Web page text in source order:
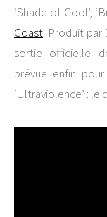
‘Shade of Cool’,
Coast. Produit par
sortie officielle
prévue enfin
‘Ultraviolence’ : le